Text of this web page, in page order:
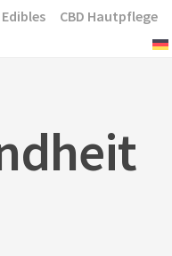
Edibles CBD Hautpflege